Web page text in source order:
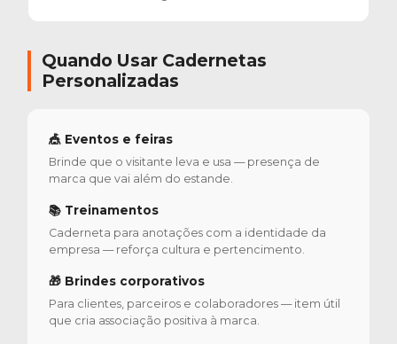
Quando Usar Cadernetas
Personalizadas
🎪 Eventos e feiras
Brinde que o visitante leva e usa — presença de
marca que vai além do estande.
📚 Treinamentos
Caderneta para anotações com a identidade da
empresa — reforça cultura e pertencimento.
🎁 Brindes corporativos
Para clientes, parceiros e colaboradores — item útil
que cria associação positiva à marca.